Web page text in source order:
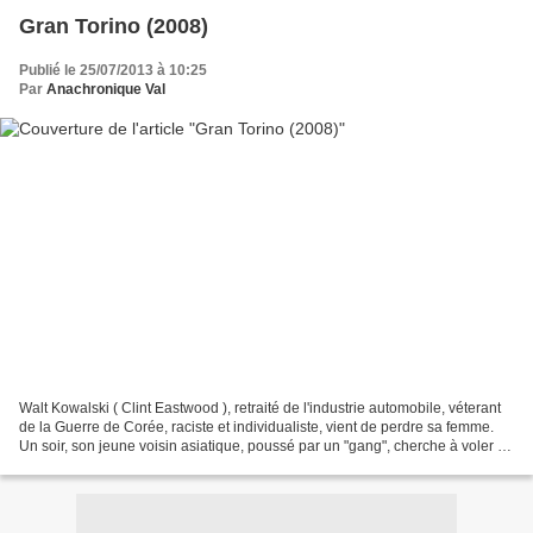
Gran Torino (2008)
Publié le 25/07/2013 à 10:25
Par Anachronique Val
Walt Kowalski ( Clint Eastwood ), retraité de l'industrie automobile, véterant
de la Guerre de Corée, raciste et individualiste, vient de perdre sa femme.
Un soir, son jeune voisin asiatique, poussé par un "gang", cherche à voler sa